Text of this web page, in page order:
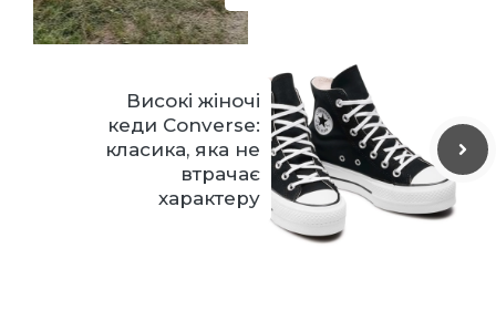
Високі жіночі
кеди Converse:
класика, яка не
втрачає
характеру